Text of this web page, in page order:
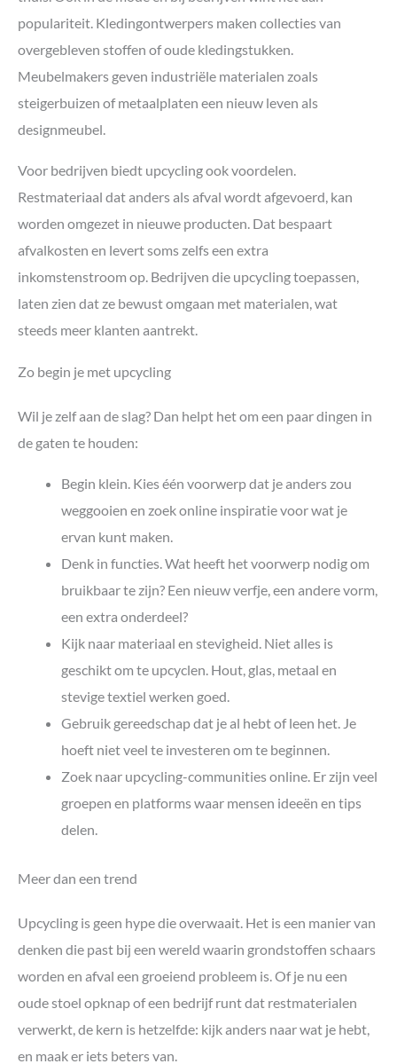
populariteit. Kledingontwerpers maken collecties van
overgebleven stoffen of oude kledingstukken.
Meubelmakers geven industriële materialen zoals
steigerbuizen of metaalplaten een nieuw leven als
designmeubel.
Voor bedrijven biedt upcycling ook voordelen.
Restmateriaal dat anders als afval wordt afgevoerd, kan
worden omgezet in nieuwe producten. Dat bespaart
afvalkosten en levert soms zelfs een extra
inkomstenstroom op. Bedrijven die upcycling toepassen,
laten zien dat ze bewust omgaan met materialen, wat
steeds meer klanten aantrekt.
Zo begin je met upcycling
Wil je zelf aan de slag? Dan helpt het om een paar dingen in
de gaten te houden:
Begin klein. Kies één voorwerp dat je anders zou
weggooien en zoek online inspiratie voor wat je
ervan kunt maken.
Denk in functies. Wat heeft het voorwerp nodig om
bruikbaar te zijn? Een nieuw verfje, een andere vorm,
een extra onderdeel?
Kijk naar materiaal en stevigheid. Niet alles is
geschikt om te upcyclen. Hout, glas, metaal en
stevige textiel werken goed.
Gebruik gereedschap dat je al hebt of leen het. Je
hoeft niet veel te investeren om te beginnen.
Zoek naar upcycling-communities online. Er zijn veel
groepen en platforms waar mensen ideeën en tips
delen.
Meer dan een trend
Upcycling is geen hype die overwaait. Het is een manier van
denken die past bij een wereld waarin grondstoffen schaars
worden en afval een groeiend probleem is. Of je nu een
oude stoel opknap of een bedrijf runt dat restmaterialen
verwerkt, de kern is hetzelfde: kijk anders naar wat je hebt,
en maak er iets beters van.